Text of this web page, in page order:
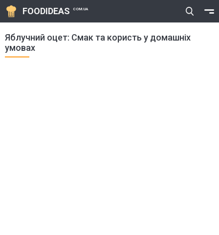
FOODIDEAS COM.UA
Яблучний оцет: Смак та користь у домашніх
умовах